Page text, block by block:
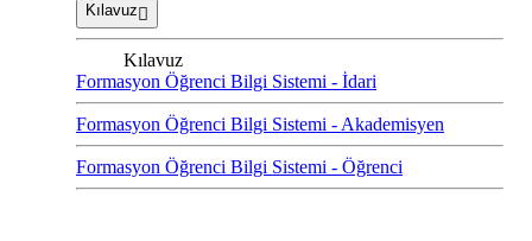
Kılavuz
Kılavuz
Formasyon Öğrenci Bilgi Sistemi - İdari
Formasyon Öğrenci Bilgi Sistemi - Akademisyen
Formasyon Öğrenci Bilgi Sistemi - Öğrenci